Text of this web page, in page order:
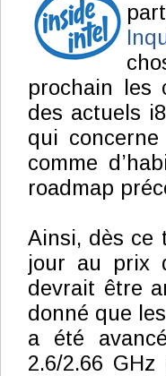
prochain les
des actuels
qui
comme
roadmap
Ainsi, dès ce
jour au prix
devrait être
donné que
a été
2.6/2.66